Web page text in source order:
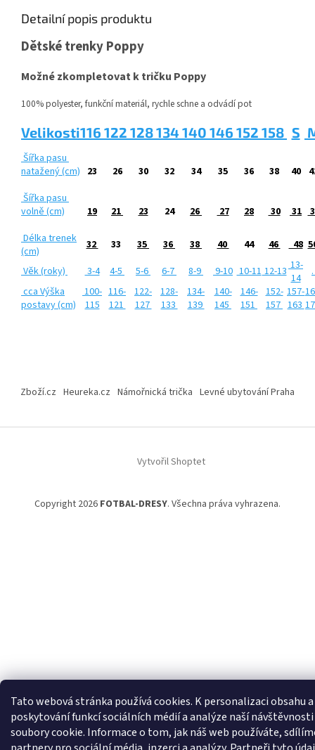
Tato webová stránka používá cookies. K personalizaci obsahu
poskytování funkcí sociálních médií a analýze naší
soubory cookie. Informace o tom, jak náš web používáte,
Detailní popis produktu
Dětské trenky Poppy
Možné zkompletovat k tričku Poppy
100% polyester, funkční materiál, rychle schne a odvádí pot
Velikosti116 122 128134140 146 152 158 S
Šířka pasu
natažený(cm) 23 26 30 32 34 35 36 38 40
Šířka pasu
volně(cm) 19 21 23 24 26 27 28 30 31
Délka trenek
(cm)
32 33 35 36 38 40 44 46 48
Věk (roky)
3-4 4-5 5-6 6-7 8-9 9-10 10-1112-1313-
14
.
cca Výška
postavy (cm)
100-
115
116-
121
122-
127
128-
133
134-
139
140-
145
146-
151
152-
157
157-
163
Zboží.cz Heureka.cz Námořnická trička Levné ubytování Praha
Vytvořil Shoptet
Copyright 2026 FOTBAL-DRESY. Všechna práva vyhrazena.